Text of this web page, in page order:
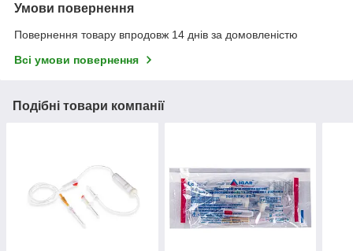
Умови повернення
Повернення товару впродовж 14 днів за домовленістю
Всі умови повернення
Подібні товари компанії